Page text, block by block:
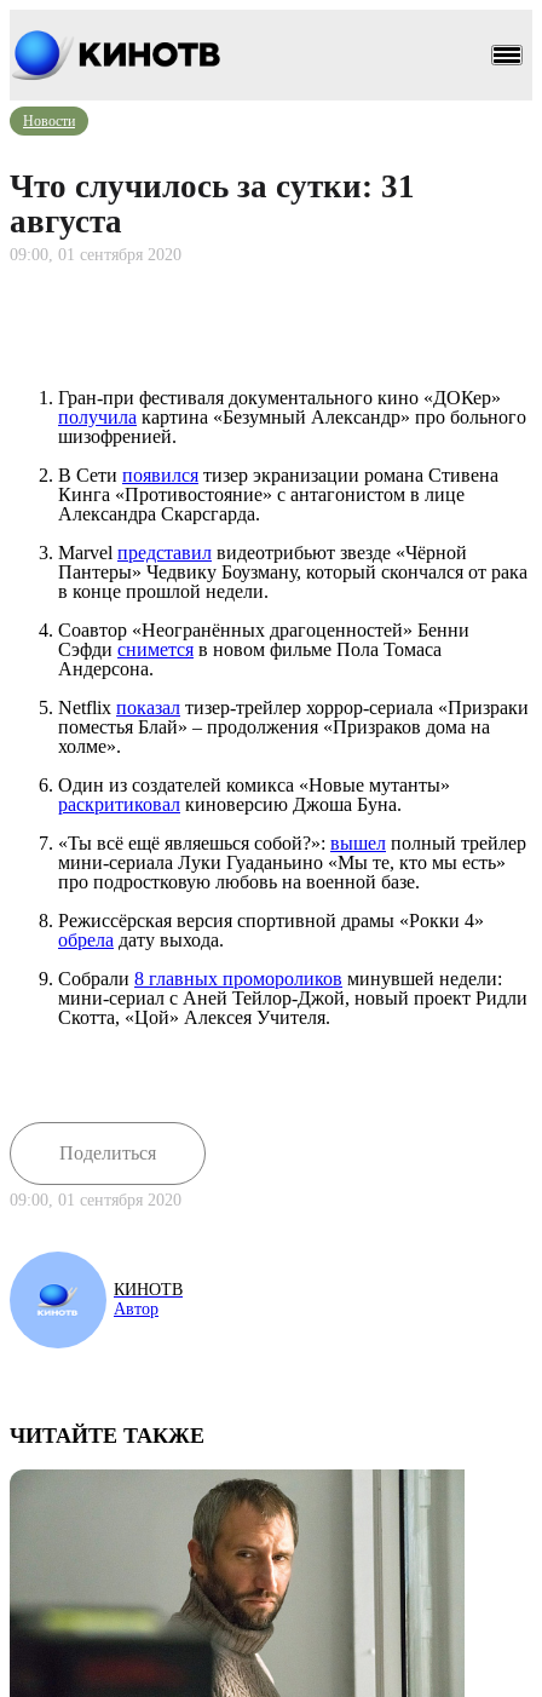
Новости
Что случилось за сутки: 31
августа
09:00, 01 сентября 2020
Гран-при фестиваля документального кино «ДОКер»
получила картина «Безумный Александр» про больного
шизофренией.
В Сети появился тизер экранизации романа Стивена
Кинга «Противостояние» с антагонистом в лице
Александра Скарсгарда.
Marvel представил видеотрибьют звезде «Чёрной
Пантеры» Чедвику Боузману, который скончался от рака
в конце прошлой недели.
Соавтор «Неогранённых драгоценностей» Бенни
Сэфди снимется в новом фильме Пола Томаса
Андерсона.
Netflix показал тизер-трейлер хоррор-сериала «Призраки
поместья Блай» – продолжения «Призраков дома на
холме».
Один из создателей комикса «Новые мутанты»
раскритиковал киноверсию Джоша Буна.
«Ты всё ещё являешься собой?»: вышел полный трейлер
мини-сериала Луки Гуаданьино «Мы те, кто мы есть»
про подростковую любовь на военной базе.
Режиссёрская версия спортивной драмы «Рокки 4»
обрела дату выхода.
Собрали 8 главных промороликов минувшей недели:
мини-сериал с Аней Тейлор-Джой, новый проект Ридли
Скотта, «Цой» Алексея Учителя.
Поделиться
09:00, 01 сентября 2020
КИНОТВ
Автор
ЧИТАЙТЕ ТАКЖЕ